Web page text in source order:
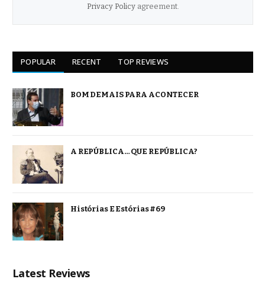
Privacy Policyagreement.
POPULAR RECENT TOP REVIEWS
BOM DEMAIS PARA ACONTECER
A REPÚBLICA… QUE REPÚBLICA?
Histórias E Estórias #69
Latest Reviews